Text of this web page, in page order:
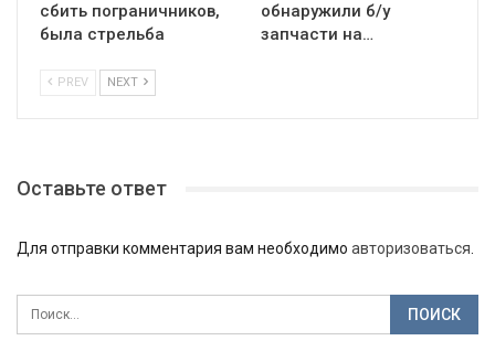
сбить пограничников,
была стрельба
обнаружили б/у
запчасти на…
PREV NEXT
Оставьте ответ
Для отправки комментария вам необходимо авторизоваться.